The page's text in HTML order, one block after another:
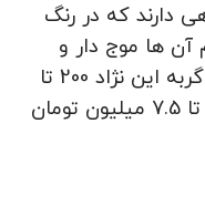
دارند که در رنگ
ها موج دار و
شبیه به خز دیده می شود. بچه گربه این نژاد 200 تا
2000 هزار دلار یا همان 750 هزار تا 7.5 میلیون تومان